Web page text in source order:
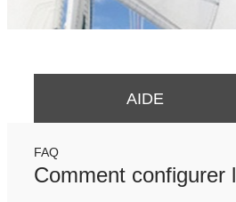
AIDE
FAQ
Comment configurer